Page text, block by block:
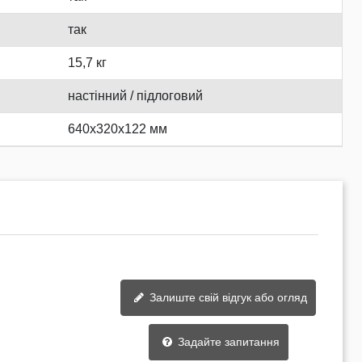
так
15,7 кг
настінний / підлоговий
640х320х122 мм
Залиште свій відгук або огляд
Задайте запитання